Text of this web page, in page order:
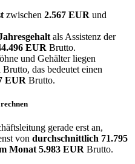
zwischen 2.567 EUR und
als Assistenz der
EUR Brutto.
und Gehälter liegen
Brutto, das bedeutet einen
EUR Brutto.
gerade erst an,
von durchschnittlich 71.795
Monat 5.983 EUR Brutto.